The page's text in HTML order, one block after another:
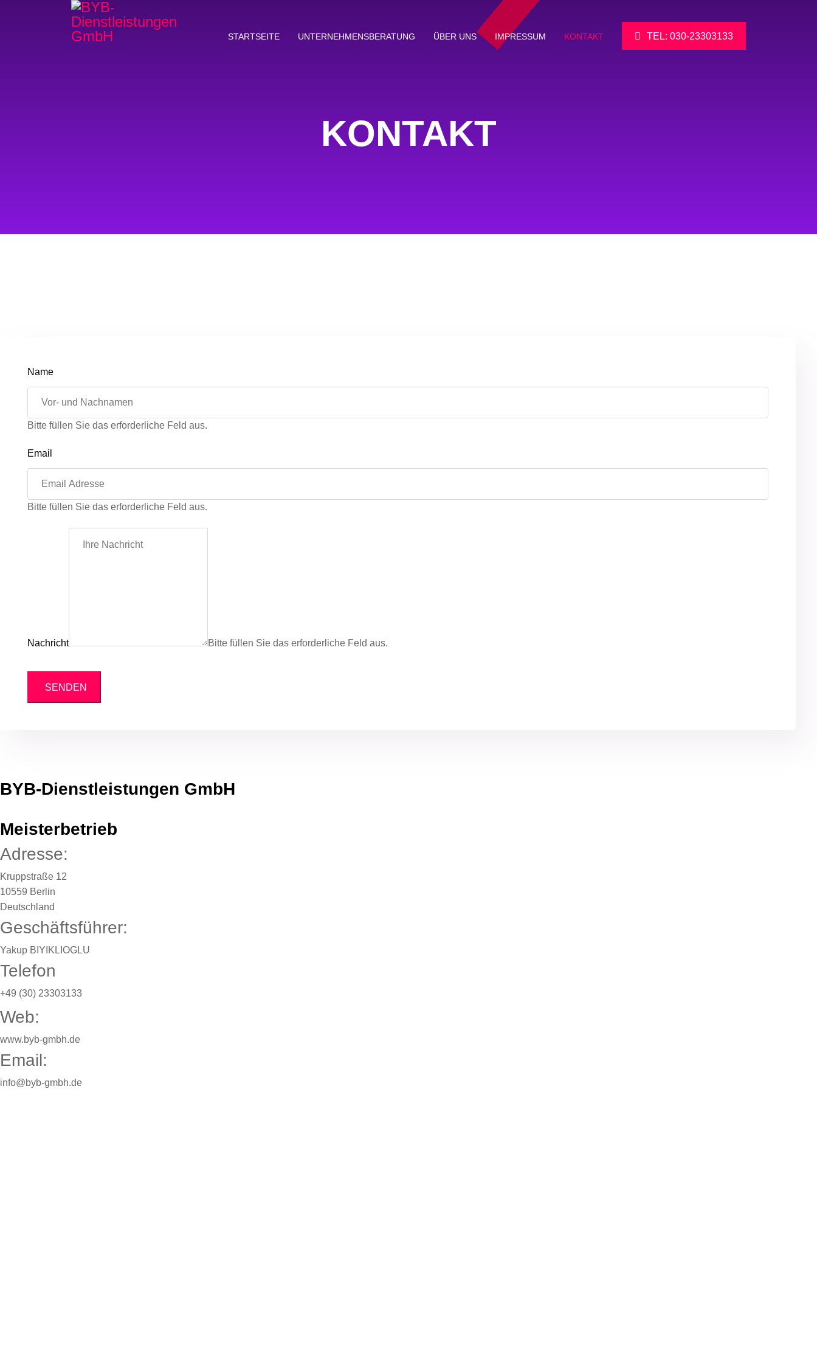
STARTSEITE UNTERNEHMENSBERATUNG ÜBER UNS IMPRESSUM KONTAKT TEL: 030-23303133
KONTAKT
Name
Bitte füllen Sie das erforderliche Feld aus.
Email
Bitte füllen Sie das erforderliche Feld aus.
Nachricht Bitte füllen Sie das erforderliche Feld aus.
SENDEN
BYB-Dienstleistungen GmbH
Meisterbetrieb
Adresse:
Kruppstraße 12
10559 Berlin
Deutschland
Geschäftsführer:
Yakup BIYIKLIOGLU
Telefon
+49 (30) 23303133
Web:
www.byb-gmbh.de
Email:
info@byb-gmbh.de